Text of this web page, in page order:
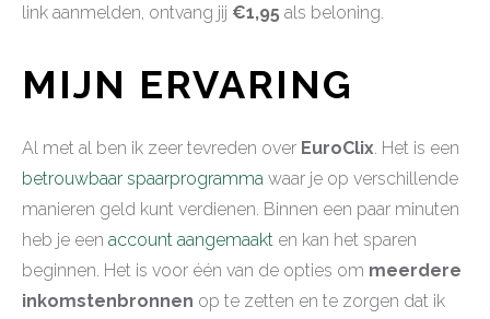
link aanmelden, ontvang jij €1,95 als beloning.
MIJN ERVARING
Al met al ben ik zeer tevreden over EuroClix. Het is een
betrouwbaar spaarprogramma waar je op verschillende
manieren geld kunt verdienen. Binnen een paar minuten
heb je een account aangemaakt en kan het sparen
beginnen. Het is voor één van de opties om meerdere
inkomstenbronnen op te zetten en te zorgen dat ik